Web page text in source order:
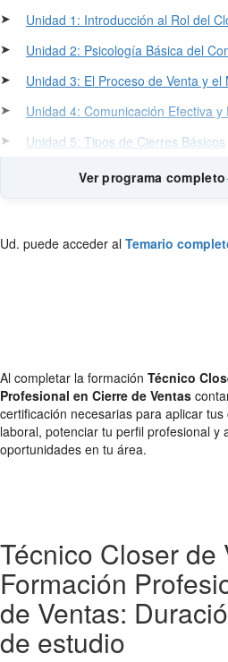
➤
Unidad 1: Introducción al Rol del
➤
Unidad 2: Psicología Básica del
➤
Unidad 3: El Proceso de Venta y
➤
Unidad 4: Comunicación Efectiva y
➤
Unidad 5: Tipos de Cierres Básicos
Ver programa completo
Ud. puede acceder al Temario
Al completar la formación Técnico
Profesional en Cierre de Ventas
certificación necesarias para aplicar
laboral, potenciar tu perfil profesional y
oportunidades en tu área.
Técnico Closer de
Formación
de Ventas:
de estudio